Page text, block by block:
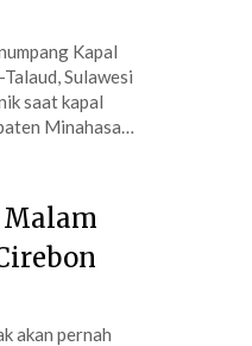
Kapal
Sulawesi
saat kapal
Minahasa…
akan pernah